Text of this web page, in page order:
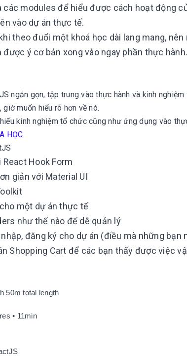
các modules để hiểu được cách hoạt động
vào dự án thực tế.
theo đuổi một khoá học dài lang mang,
ý cơ bản xong vào ngay phần thực
ngắn gọn, tập trung vào thực hành và kinh nghiệm
muốn hiểu rõ hơn về nó.
kinh nghiệm tổ chức cũng như ứng dụng vào
HỌC
Hook Form
giản với Material UI
một dự án thực tế
như thế nào để dễ quản lý
đăng ký cho dự án (điều mà những bạn
Shopping Cart để các bạn thấy được việc
50m total length
• 11min